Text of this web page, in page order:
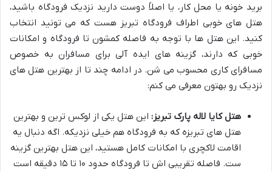
برید خونه یا محل کار، یا اصلاً دوست دارید نزدیک فرودگاه باشید،
هتل های خوبی اطراف فرودگاه تبریز هست که می تونید انتخاب
کنید. این هتل ها با توجه به فاصله کمشون تا فرودگاه و امکانات
خوبی که دارند، گزینه های ایده آلی برای مسافران به خصوص
مسافرای کاری محسوب می شن. در ادامه چند تا از بهترین هتل های
نزدیک رو بهتون معرفی می کنم:
هتل کایا لاله پارک تبریز: این هتل یکی از لوکس ترین و بهترین
هتل های تبریزه که به فرودگاه هم خیلی نزدیکه. اگه دنبال یه
اقامت لاکچری با امکانات کامل هستید، این هتل بهترین گزینه
ست. فاصله تقریبی اش تا فرودگاه حدود ۱۰ تا ۱۵ دقیقه است